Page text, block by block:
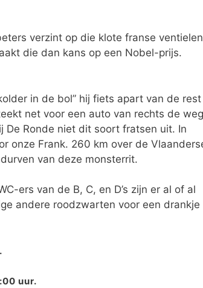
verzint op die klote franse ventielen
die dan kans op een Nobel-prijs.
in de bol” hij fiets apart van de rest
net voor een auto van rechts de weg
De Ronde niet dit soort fratsen uit. In
onze Frank. 260 km over de
van deze monsterrit.
ers van de B, C, en D’s zijn er al of al
andere roodzwarten voor een drankje
uur.